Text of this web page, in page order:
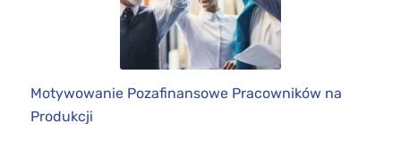
Motywowanie Pozafinansowe Pracowników na
Produkcji